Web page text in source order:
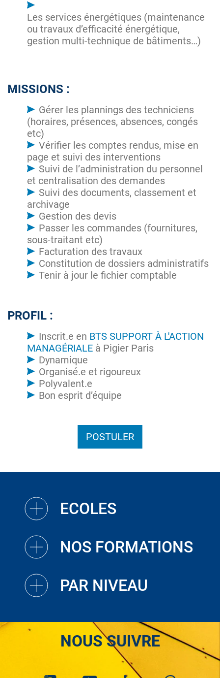
Les services énergétiques (maintenance
ou travaux d’efficacité énergétique,
gestion multi-technique de bâtiments…)
MISSIONS :
Gérer les plannings des techniciens
(horaires, présences, absences, congés
etc)
Vérifier les comptes rendus, mise en
page et suivi des interventions
Suivi de l’administration du personnel
et centralisation des demandes
Suivi des documents, classement et
archivage
Gestion des devis
Passer les commandes (fournitures,
sous-traitant etc)
Facturation des travaux
Constitution de dossiers administratifs
Tenir à jour le fichier comptable
PROFIL :
Inscrit.e en BTS SUPPORT À L'ACTION
MANAGÉRIALE à Pigier Paris
Dynamique
Organisé.e et rigoureux
Polyvalent.e
Bon esprit d’équipe
POSTULER
ECOLES
NOS FORMATIONS
PAR NIVEAU
NOUS SUIVRE